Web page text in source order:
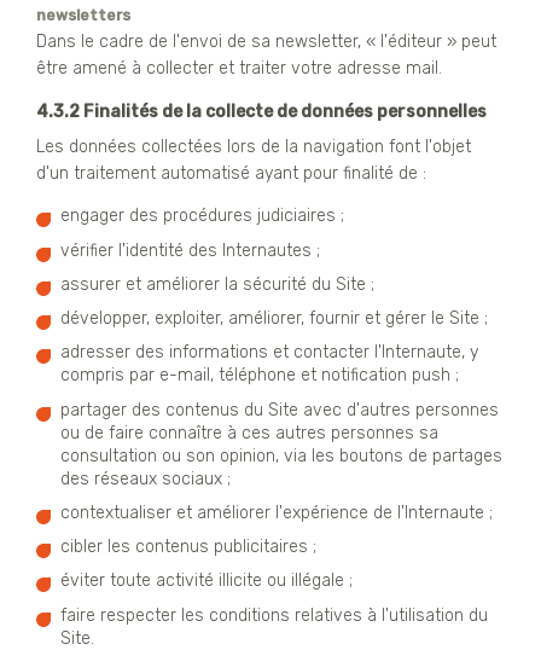
newsletters
Dans le cadre de l'envoi de sa newsletter, « l'éditeur » peut
être amené à collecter et traiter votre adresse mail.
4.3.2 Finalités de la collecte de données personnelles
Les données collectées lors de la navigation font l'objet
d'un traitement automatisé ayant pour finalité de :
engager des procédures judiciaires ;
vérifier l'identité des Internautes ;
assurer et améliorer la sécurité du Site ;
développer, exploiter, améliorer, fournir et gérer le Site ;
adresser des informations et contacter l'Internaute, y
compris par e-mail, téléphone et notification push ;
partager des contenus du Site avec d'autres personnes
ou de faire connaître à ces autres personnes sa
consultation ou son opinion, via les boutons de partages
des réseaux sociaux ;
contextualiser et améliorer l'expérience de l'Internaute ;
cibler les contenus publicitaires ;
éviter toute activité illicite ou illégale ;
faire respecter les conditions relatives à l'utilisation du
Site.